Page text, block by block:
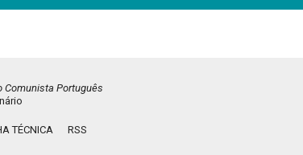
Comunista Português
TÉCNICA RSS